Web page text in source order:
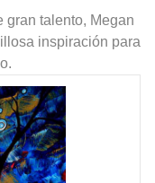
gran talento, Megan
inspiración para